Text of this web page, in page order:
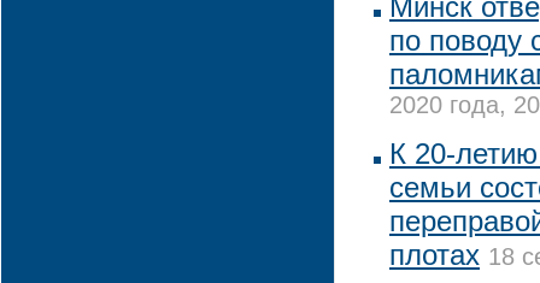
Минск
по поводу
2020 года,
К 20-
семьи
плотах 18